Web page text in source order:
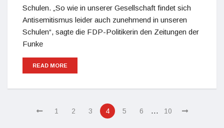
Schulen. „So wie in unserer Gesellschaft findet sich
Antisemitismus leider auch zunehmend in unseren
Schulen“, sagte die FDP-Politikerin den Zeitungen der
Funke
READ MORE
1 2 3 4 5 6 … 10